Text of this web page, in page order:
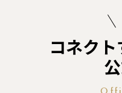
コネク